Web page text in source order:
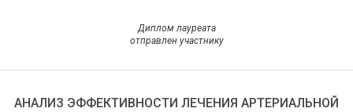
Диплом лауреата
отправлен участнику
АНАЛИЗ ЭФФЕКТИВНОСТИ ЛЕЧЕНИЯ АРТЕРИАЛЬНОЙ